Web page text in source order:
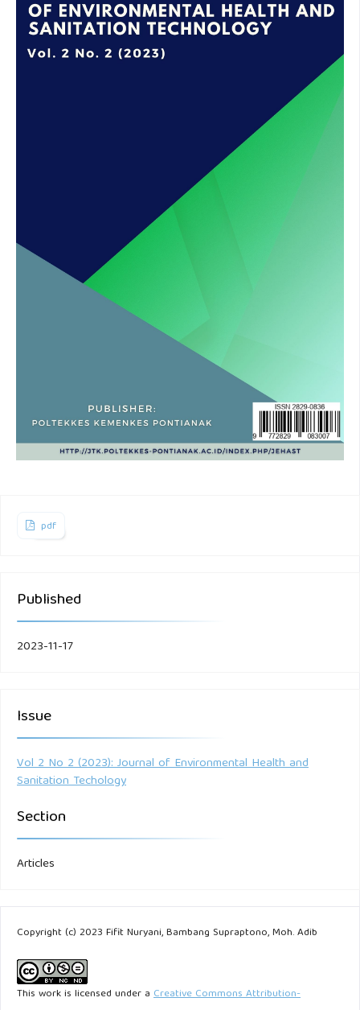
pdf
Published
2023-11-17
Issue
Vol 2 No 2 (2023): Journal of Environmental Health and
Sanitation Techology
Section
Articles
Copyright (c) 2023 Fifit Nuryani, Bambang Supraptono, Moh. Adib
This work is licensed under a Creative Commons Attribution-